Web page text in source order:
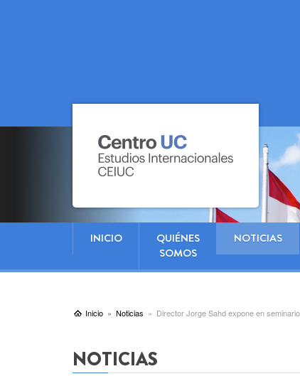
INICIO
QUIÉNES
SOMOS
NOTICIAS
Inicio Noticias Director Jorge Sahd expone en
NOTICIAS